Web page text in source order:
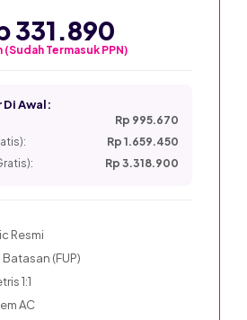
331.890
(Sudah Termasuk PPN)
Di Awal:
Rp 995.670
Rp 1.659.450
Rp 3.318.900
Resmi
(FUP)
1:1
AC